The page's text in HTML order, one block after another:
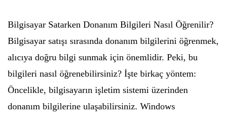
Bilgisayar Satarken Donanım Bilgileri Nasıl Öğrenilir?
Bilgisayar satışı sırasında donanım bilgilerini öğrenmek,
alıcıya doğru bilgi sunmak için önemlidir. Peki, bu
bilgileri nasıl öğrenebilirsiniz? İşte birkaç yöntem:
Öncelikle, bilgisayarın işletim sistemi üzerinden
donanım bilgilerine ulaşabilirsiniz. Windows